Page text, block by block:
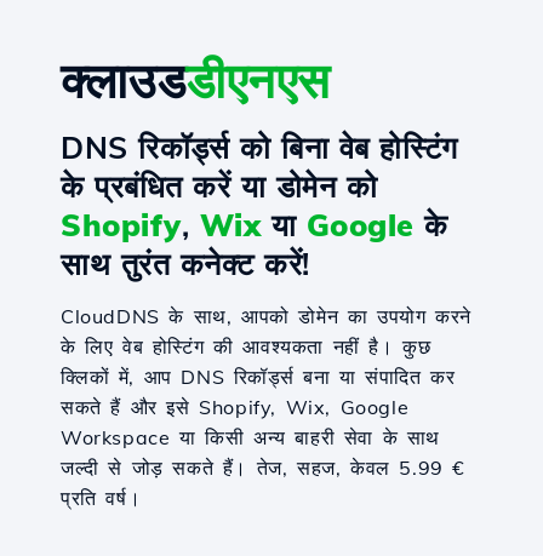
क्लाउडडीएनएस
DNS रिकॉर्ड्स को बिना वेब होस्टिंग
के प्रबंधित करें या डोमेन को
Shopify, Wixया Google के
साथ तुरंत कनेक्ट करें!
CloudDNS के साथ, आपको डोमेन का उपयोग करने
के लिए वेब होस्टिंग की आवश्यकता नहीं है। कुछ
क्लिकों में, आप DNS रिकॉर्ड्स बना या संपादित कर
सकते हैं और इसे Shopify, Wix, Google
Workspace या किसी अन्य बाहरी सेवा के साथ
जल्दी से जोड़ सकते हैं। तेज, सहज, केवल 5.99 €
प्रति वर्ष।